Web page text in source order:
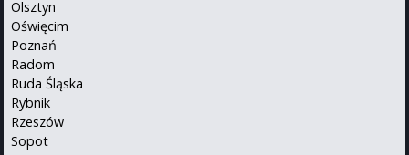
Olsztyn
Oświęcim
Poznań
Radom
Ruda Śląska
Rybnik
Rzeszów
Sopot